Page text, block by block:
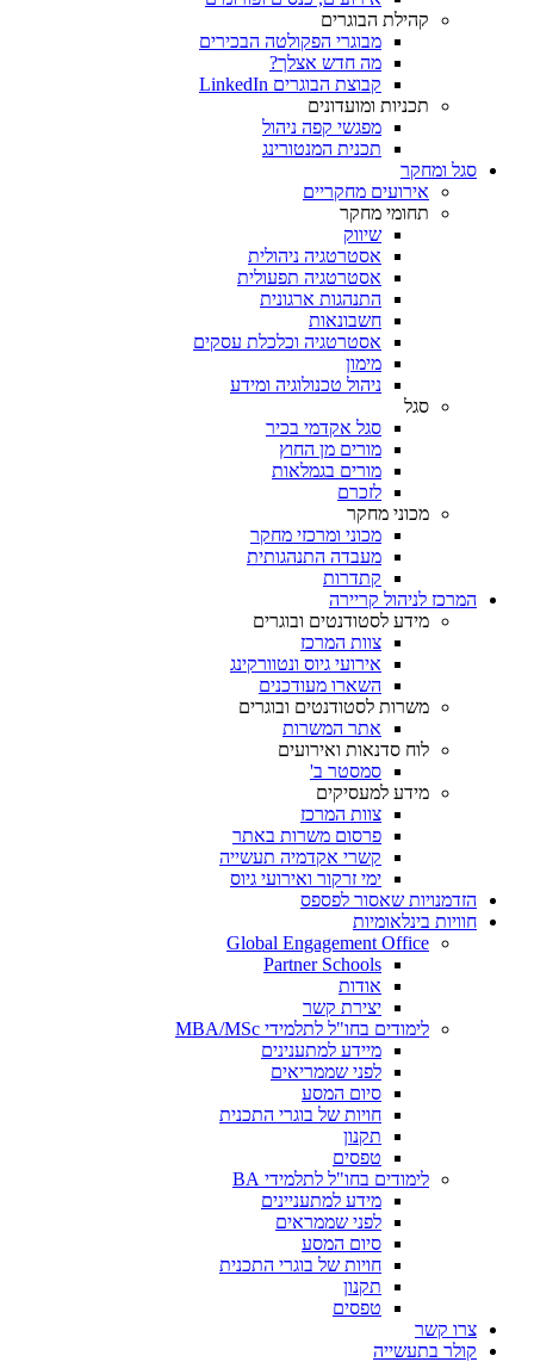
קהילת הבוגרים
מבוגרי הפקולטה הבכירים
מה חדש אצלך?
קבוצת הבוגרים LinkedIn
תכניות ומועדונים
מפגשי קפה ניהול
תכנית המנטורינג
סגל ומחקר
אירועים מחקריים
תחומי מחקר
שיווק
אסטרטגיה ניהולית
אסטרטגיה תפעולית
התנהגות ארגונית
חשבונאות
אסטרטגיה וכלכלת עסקים
מימון
ניהול טכנולוגיה ומידע
סגל
סגל אקדמי בכיר
מורים מן החוץ
מורים בגמלאות
לזכרם
מכוני מחקר
מכוני ומרכזי מחקר
מעבדה התנהגותית
קתדרות
המרכז לניהול קריירה
מידע לסטודנטים ובוגרים
צוות המרכז
אירועי גיוס ונטוורקינג
השארו מעודכנים
משרות לסטודנטים ובוגרים
אתר המשרות
לוח סדנאות ואירועים
סמסטר ב'
מידע למעסיקים
צוות המרכז
פרסום משרות באתר
קשרי אקדמיה תעשייה
ימי זרקור ואירועי גיוס
הזדמנויות שאסור לפספס
חוויות בינלאומיות
Global Engagement Office
Partner Schools
אודות
יצירת קשר
לימודים בחו"ל לתלמידי MBA/MSc
מיידע למתענינים
לפני שממריאים
סיום המסע
חויות של בוגרי התכנית
תקנון
טפסים
לימודים בחו"ל לתלמידי BA
מידע למתעניינים
לפני שממראים
סיום המסע
חויות של בוגרי התכנית
תקנון
טפסים
צרו קשר
קולר בתעשייה